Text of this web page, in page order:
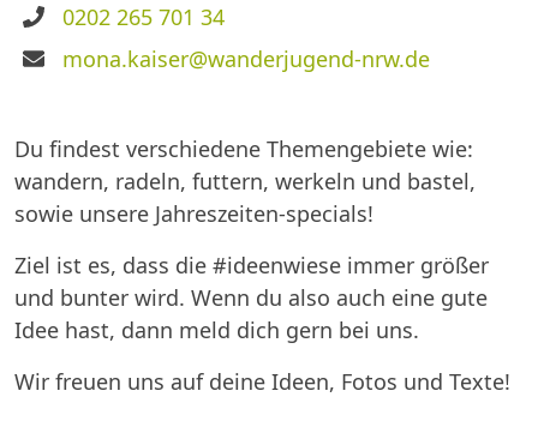
Telefon
0202 265 701 34
E-
mona.kaiser@wanderjugend-nrw.de
Du findest verschiedene Themengebiete wie:
wandern, radeln, futtern, werkeln und bastel,
sowie unsere Jahreszeiten-specials!
Ziel ist es, dass die #ideenwiese immer größer
und bunter wird. Wenn du also auch eine gute
Idee hast, dann meld dich gern bei uns.
Wir freuen uns auf deine Ideen, Fotos und Texte!